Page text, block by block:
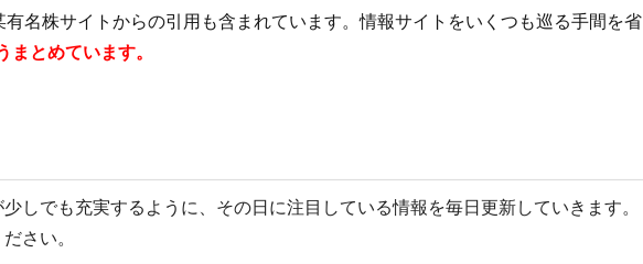
名株サイトからの引用も含まれています。情報サイトをいくつも巡る手間を省
とめています。
しでも充実するように、その日に注目している情報を毎日更新していきます。
さい。